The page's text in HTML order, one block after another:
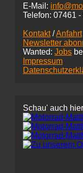
E-Mail:
Telefon: 07461 -
Kontakt/Anfahrt
Newsletter
Wanted: Jobs
Impressum
Schau' auch